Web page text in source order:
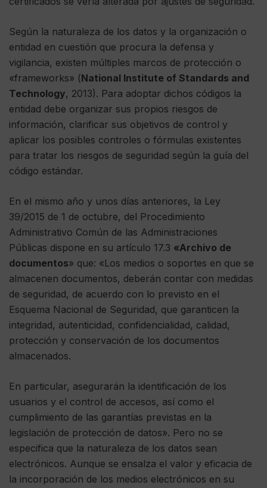
Según la naturaleza de los datos y la organización o
entidad en cuestión que procura la defensa y
vigilancia, existen múltiples marcos de protección o
«frameworks» (National Institute of Standards and
Technology, 2013). Para adoptar dichos códigos la
entidad debe organizar sus propios riesgos de
información, clarificar sus objetivos de control y
aplicar los posibles controles o fórmulas existentes
para tratar los riesgos de seguridad según la guía del
código estándar.
En el mismo año y unos días anteriores, la Ley
39/2015 de 1 de octubre, del Procedimiento
Administrativo Común de las Administraciones
Públicas dispone en su artículo 17.3 «Archivo de
documentos» que: «Los medios o soportes en que se
almacenen documentos, deberán contar con medidas
de seguridad, de acuerdo con lo previsto en el
Esquema Nacional de Seguridad, que garanticen la
integridad, autenticidad, confidencialidad, calidad,
protección y conservación de los documentos
almacenados.
En particular, asegurarán la identificación de los
usuarios y el control de accesos, así como el
cumplimiento de las garantías previstas en la
legislación de protección de datos». Pero no se
especifica que la naturaleza de los datos sean
electrónicos. Aunque se ensalza el valor y eficacia de
la incorporación de los medios electrónicos en su